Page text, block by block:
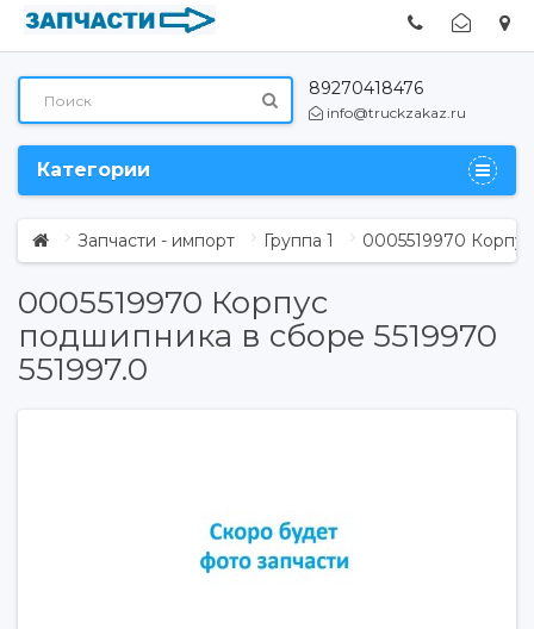
89270418476
info@truckzakaz.ru
Категории
Запчасти - импорт Группа 1 0005519970
0005519970 Корпус
подшипника в сборе 5519970
551997.0